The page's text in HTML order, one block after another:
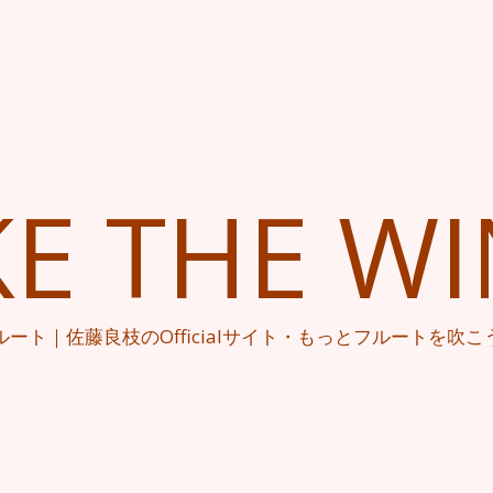
THE
ート｜佐藤良枝のOfficialサイト・もっとフルートを吹こ